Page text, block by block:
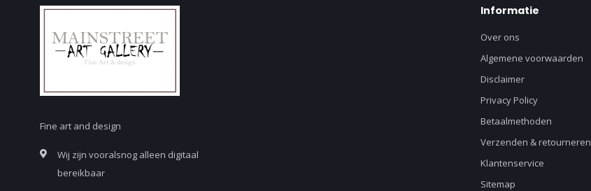
Fine art and design
Wij zijn vooralsnog alleen digitaal
bereikbaar
Informatie
Over ons
Algemene voorwaarden
Disclaimer
Privacy Policy
Betaalmethoden
Verzenden & retourneren
Klantenservice
Sitemap